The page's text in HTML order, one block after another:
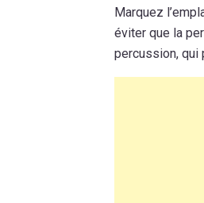
Marquez
éviter que la
percussion, qui